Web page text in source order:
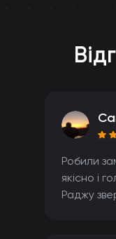
Робили
якісно і
Раджу